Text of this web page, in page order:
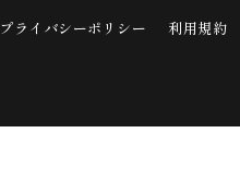
プライバシーポリシー 利用規約